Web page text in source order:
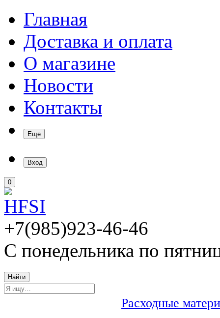
Главная
Доставка и оплата
О магазине
Новости
Контакты
Еще
Вход
0
+7(985)923-46-46
С понедельника по
Найти
Расходные